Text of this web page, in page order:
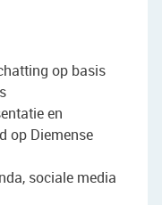
op basis
en
op Diemense
sociale media